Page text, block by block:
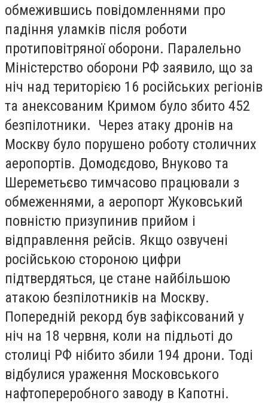
обмежившись повідомленнями про
падіння уламків після роботи
протиповітряної оборони. Паралельно
Міністерство оборони РФ заявило, що за
ніч над територією 16 російських регіонів
та анексованим Кримом було збито 452
безпілотники. Через атаку дронів на
Москву було порушено роботу столичних
аеропортів. Домодєдово, Внуково та
Шереметьєво тимчасово працювали з
обмеженнями, а аеропорт Жуковський
повністю призупинив прийом і
відправлення рейсів. Якщо озвучені
російською стороною цифри
підтвердяться, це стане найбільшою
атакою безпілотників на Москву.
Попередній рекорд був зафіксований у
ніч на 18 червня, коли на підльоті до
столиці РФ нібито збили 194 дрони. Тоді
відбулися ураження Московського
нафтопереробного заводу в Капотні.